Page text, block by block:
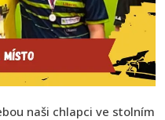
naši chlapci ve stolním